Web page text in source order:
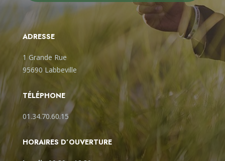
ADRESSE
1 Grande Rue
95690 Labbeville
TÉLÉPHONE
01.34.70.60.15
HORAIRES D’OUVERTURE